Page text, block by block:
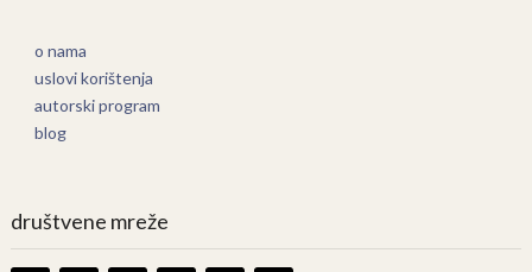
o nama
uslovi korištenja
autorski program
blog
društvene mreže